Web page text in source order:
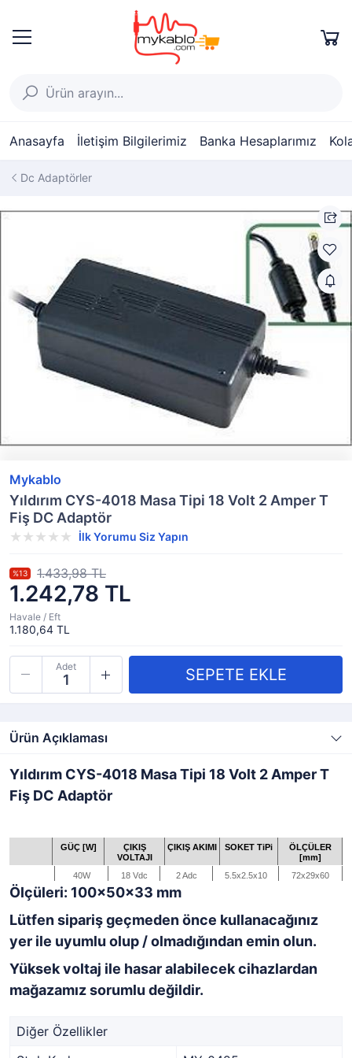
Anasayfa İletişim Bilgilerimiz Banka Hesaplarımız
Dc Adaptörler
Mykablo
Yıldırım CYS-4018 Masa Tipi 18 Volt 2 Amper T
Fiş DC Adaptör
İlk Yorumu Siz Yapın
1.242,78 TL
%13 1.433,98 TL
Havale / Eft
1.180,64 TL
Adet
Ürün Açıklaması
Yıldırım CYS-4018 Masa Tipi 18 Volt 2 Amper T
Fiş DC Adaptör
GÜÇ [W]
ÇIKIŞ
VOLTAJI
ÇIKIŞ AKIMI SOKET TiPi
ÖLÇÜLER
[mm]
40W
18 Vdc 2 Adc 5.5x2.5x10 72x29x60
Ölçüleri: 100x50x33 mm
Lütfen sipariş geçmeden önce kullanacağınız
yer ile uyumlu olup / olmadığından emin olun.
Yüksek voltaj ile hasar alabilecek cihazlardan
mağazamız sorumlu değildir.
Diğer Özellikler